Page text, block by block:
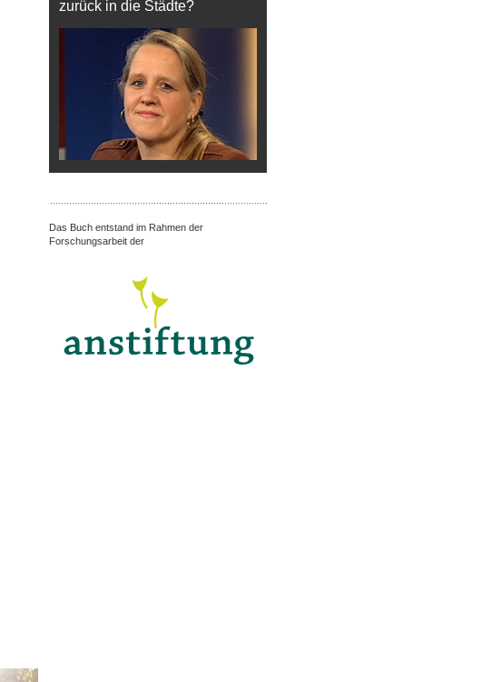
zurück in die Städte?
Das Buch entstand im Rahmen der
Forschungsarbeit der